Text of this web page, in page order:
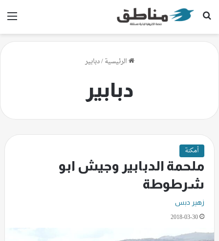
بحث عن
الرئيسية/دبابير
دبابير
أمكنة
ملحمة الدبابير وجيش ابو
شرطوطة
زهير دبس
2018-03-30